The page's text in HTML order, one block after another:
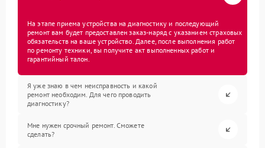
На этапе приема устройства на диагностику и последующий
ремонт вам будет предоставлен заказ-наряд с указанием страховых
обязательств на ваше устройство. Далее, после выполнения работ
по ремонту техники, вы получите акт выполненных работ и
гарантийный талон.
Я уже знаю в чем неисправность и какой
ремонт необходим. Для чего проводить
диагностику?
Мне нужен срочный ремонт. Сможете
сделать?